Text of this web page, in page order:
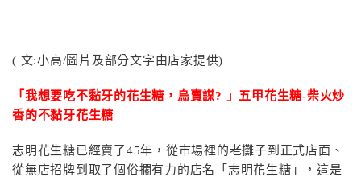
( 文:小高/圖片及部分文字由店家提供)
「我想要吃不黏牙的花生糖，烏賣謀? 」五甲花生糖-柴火炒
香的不黏牙花生糖
志明花生糖已經賣了45年，從市場裡的老攤子到正式店面、
從無店招牌到取了個俗擱有力的店名「志明花生糖」，這是